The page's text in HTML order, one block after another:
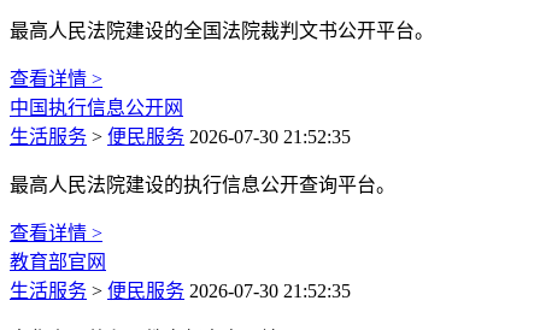
最高人民法院建设的全国法院裁判文书公开平台。
查看详情 >
中国执行信息公开网
生活服务 > 便民服务 2026-07-30 21:52:35
最高人民法院建设的执行信息公开查询平台。
查看详情 >
教育部官网
生活服务 > 便民服务 2026-07-30 21:52:35